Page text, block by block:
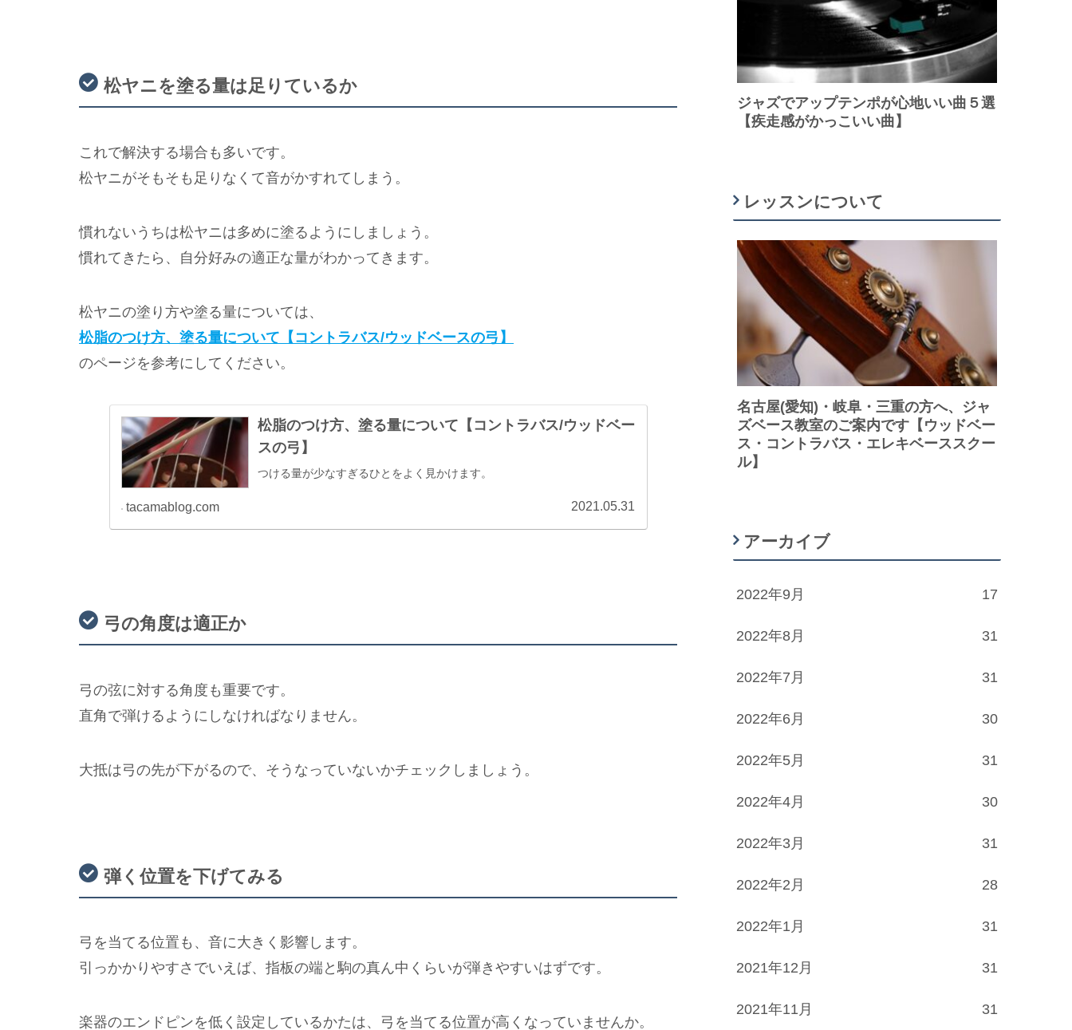
松ヤニを塗る量は足りているか
これで解決する場合も多いです。
松ヤニがそもそも足りなくて音がかすれてしまう。
慣れないうちは松ヤニは多めに塗るようにしましょう。
慣れてきたら、自分好みの適正な量がわかってきます。
松ヤニの塗り方や塗る量については、
松脂のつけ方、塗る量について【コントラバス/ウッドベースの弓】
のページを参考にしてください。
松脂のつけ方、塗る量について【コントラバス/ウッドベー
スの弓】
つける量が少なすぎるひとをよく見かけます。
tacamablog.com 2021.05.31
弓の角度は適正か
弓の弦に対する角度も重要です。
直角で弾けるようにしなければなりません。
大抵は弓の先が下がるので、そうなっていないかチェックしましょう。
弾く位置を下げてみる
弓を当てる位置も、音に大きく影響します。
引っかかりやすさでいえば、指板の端と駒の真ん中くらいが弾きやすいはずです。
楽器のエンドピンを低く設定しているかたは、弓を当てる位置が高くなっていませんか。
ジャズでアップテンポが心地いい曲５選
【疾走感がかっこいい曲】
レッスンについて
名古屋(愛知)・岐阜・三重の方へ、ジャ
ズベース教室のご案内です【ウッドベー
ス・コントラバス・エレキベーススクー
ル】
アーカイブ
2022年9月 17
2022年8月 31
2022年7月 31
2022年6月 30
2022年5月 31
2022年4月 30
2022年3月 31
2022年2月 28
2022年1月 31
2021年12月 31
2021年11月 31